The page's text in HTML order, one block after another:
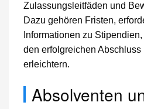
Zulassungsleitfäden und
Dazu gehören Fristen,
Informationen zu
den erfolgreichen
erleichtern.
Absolventen